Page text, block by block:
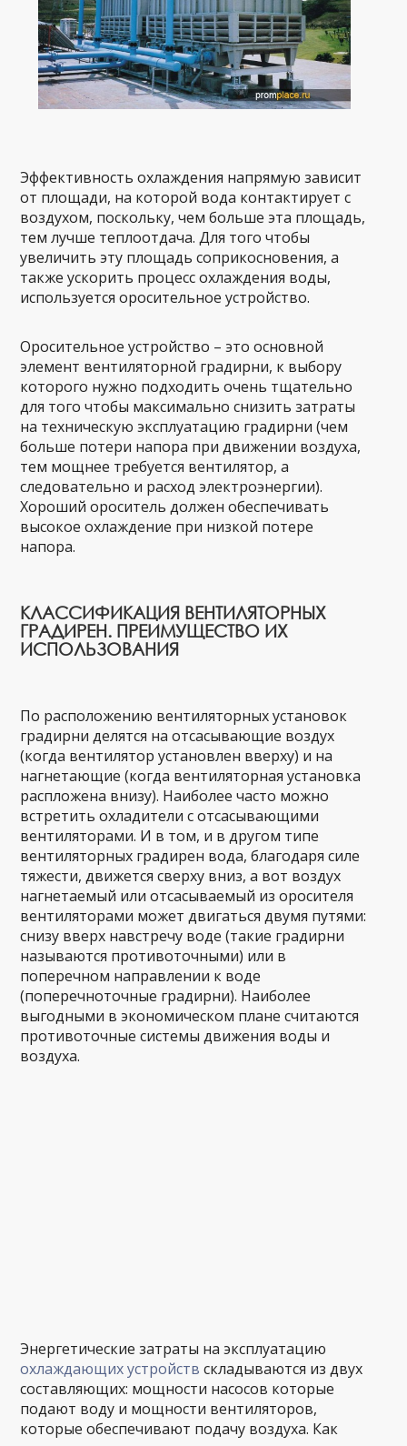
Эффективность охлаждения напрямую зависит
от площади, на которой вода контактирует с
воздухом, поскольку, чем больше эта площадь,
тем лучше теплоотдача. Для того чтобы
увеличить эту площадь соприкосновения, а
также ускорить процесс охлаждения воды,
используется оросительное устройство.
Оросительное устройство – это основной
элемент вентиляторной градирни, к выбору
которого нужно подходить очень тщательно
для того чтобы максимально снизить затраты
на техническую эксплуатацию градирни (чем
больше потери напора при движении воздуха,
тем мощнее требуется вентилятор, а
следовательно и расход электроэнергии).
Хороший ороситель должен обеспечивать
высокое охлаждение при низкой потере
напора.
КЛАССИФИКАЦИЯ ВЕНТИЛЯТОРНЫХ
ГРАДИРЕН. ПРЕИМУЩЕСТВО ИХ
ИСПОЛЬЗОВАНИЯ
По расположению вентиляторных установок
градирни делятся на отсасывающие воздух
(когда вентилятор установлен вверху) и на
нагнетающие (когда вентиляторная установка
распложена внизу). Наиболее часто можно
встретить охладители с отсасывающими
вентиляторами. И в том, и в другом типе
вентиляторных градирен вода, благодаря силе
тяжести, движется сверху вниз, а вот воздух
нагнетаемый или отсасываемый из оросителя
вентиляторами может двигаться двумя путями:
снизу вверх навстречу воде (такие градирни
называются противоточными) или в
поперечном направлении к воде
(поперечноточные градирни). Наиболее
выгодными в экономическом плане считаются
противоточные системы движения воды и
воздуха.
Энергетические затраты на эксплуатацию
охлаждающих устройств складываются из двух
составляющих: мощности насосов которые
подают воду и мощности вентиляторов,
которые обеспечивают подачу воздуха. Как